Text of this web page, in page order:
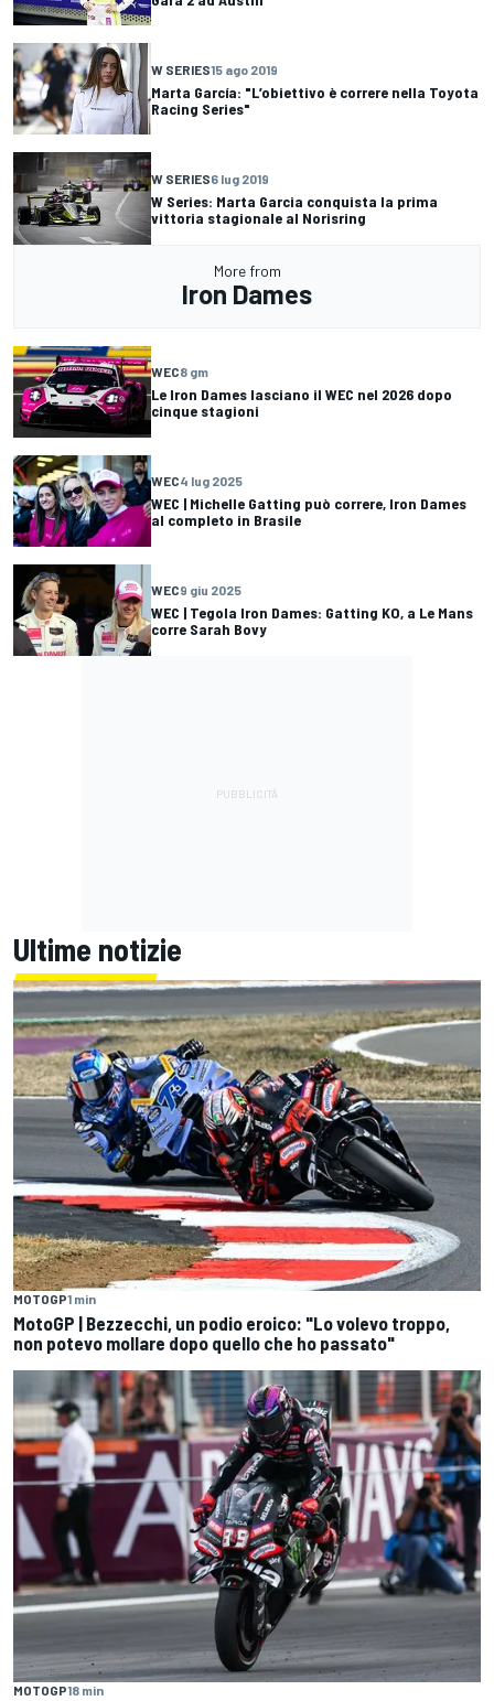
W SERIES15 ago 2019
Marta García: "L’obiettivo è correre nella Toyota
Racing Series"
W SERIES6 lug 2019
W Series: Marta Garcia conquista la prima
vittoria stagionale al Norisring
More from
Iron Dames
WEC8 gm
Le Iron Dames lasciano il WEC nel 2026 dopo
cinque stagioni
WEC4 lug 2025
WEC | Michelle Gatting può correre, Iron Dames
al completo in Brasile
WEC9 giu 2025
WEC | Tegola Iron Dames: Gatting KO, a Le Mans
corre Sarah Bovy
Ultime notizie
MOTOGP1 min
MotoGP | Bezzecchi, un podio eroico: "Lo volevo troppo,
non potevo mollare dopo quello che ho passato"
MOTOGP18 min